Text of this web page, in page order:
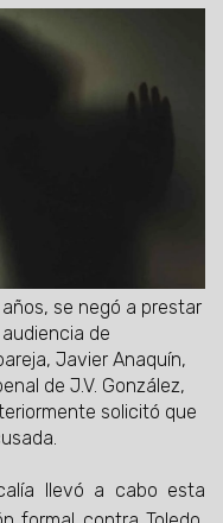
se negó a prestar
de
Javier Anaquín,
de J.V. González,
solicitó que
llevó a cabo esta